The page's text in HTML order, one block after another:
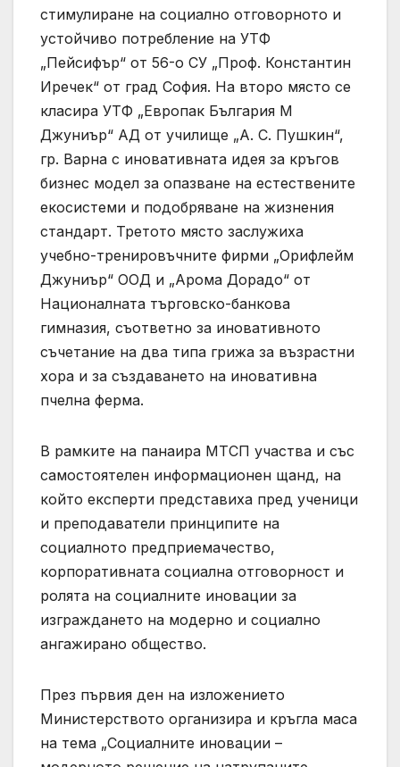
стимулиране на социално отговорното и
устойчиво потребление на УТФ
„Пейсифър“ от 56-о СУ „Проф. Константин
Иречек“ от град София. На второ място се
класира УТФ „Европак България М
Джуниър“ АД от училище „А. С. Пушкин“,
гр. Варна с иновативната идея за кръгов
бизнес модел за опазване на естествените
екосистеми и подобряване на жизнения
стандарт. Третото място заслужиха
учебно-тренировъчните фирми „Орифлейм
Джуниър“ ООД и „Арома Дорадо“ от
Националната търговско-банкова
гимназия, съответно за иновативното
съчетание на два типа грижа за възрастни
хора и за създаването на иновативна
пчелна ферма.
В рамките на панаира МТСП участва и със
самостоятелен информационен щанд, на
който експерти представиха пред ученици
и преподаватели принципите на
социалното предприемачество,
корпоративната социална отговорност и
ролята на социалните иновации за
изграждането на модерно и социално
ангажирано общество.
През първия ден на изложението
Министерството организира и кръгла маса
на тема „Социалните иновации –